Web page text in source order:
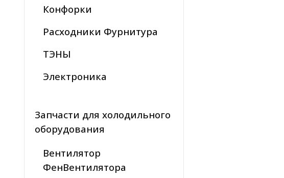
Конфорки
Расходники Фурнитура
ТЭНЫ
Электроника
Запчасти для холодильного
оборудования
Вентилятор
ФенВентилятора